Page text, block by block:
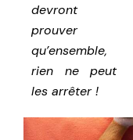
devront
prouver
qu’ensemble,
rien ne peut
les arrêter !